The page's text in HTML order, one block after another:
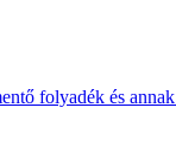
folyadék és